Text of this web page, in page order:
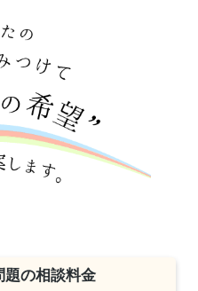
題の相談料金